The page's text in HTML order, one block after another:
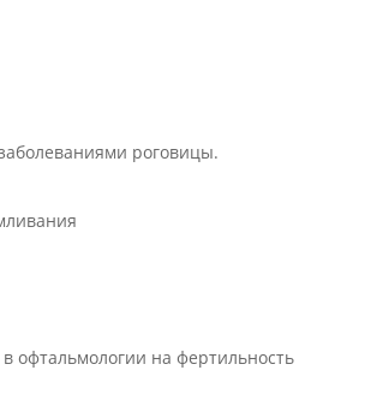
роговицы.
офтальмологии на фертильность